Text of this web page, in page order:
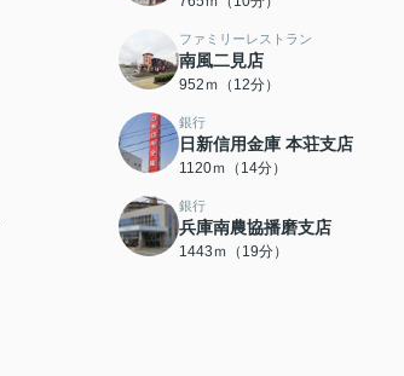
ファミリーレストラン
南風二見店
952ｍ（12分）
銀行
日新信用金庫 本荘支店
1120ｍ（14分）
銀行
兵庫南農協播磨支店
1443ｍ（19分）